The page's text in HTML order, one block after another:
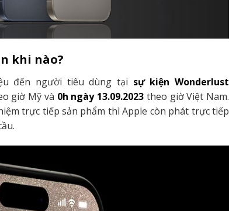
khi nào?
đến người tiêu dùng tại sự kiện Wonderlust
giờ Mỹ và 0h ngày 13.09.2023 theo giờ Việt Nam.
trực tiếp sản phẩm thì Apple còn phát trực tiếp